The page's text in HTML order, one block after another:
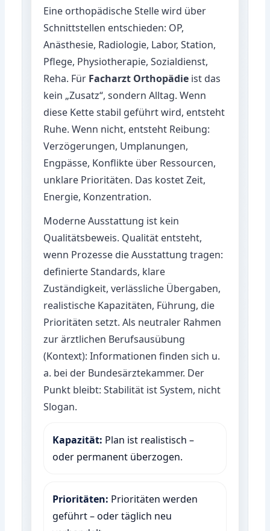
Eine orthopädische Stelle wird über
Schnittstellen entschieden: OP,
Anästhesie, Radiologie, Labor, Station,
Pflege, Physiotherapie, Sozialdienst,
Reha. Für Facharzt Orthopädie ist das
kein „Zusatz“, sondern Alltag. Wenn
diese Kette stabil geführt wird, entsteht
Ruhe. Wenn nicht, entsteht Reibung:
Verzögerungen, Umplanungen,
Engpässe, Konflikte über Ressourcen,
unklare Prioritäten. Das kostet Zeit,
Energie, Konzentration.
Moderne Ausstattung ist kein
Qualitätsbeweis. Qualität entsteht,
wenn Prozesse die Ausstattung tragen:
definierte Standards, klare
Zuständigkeit, verlässliche Übergaben,
realistische Kapazitäten, Führung, die
Prioritäten setzt. Als neutraler Rahmen
zur ärztlichen Berufsausübung
(Kontext): Informationen finden sich u.
a. bei der Bundesärztekammer. Der
Punkt bleibt: Stabilität ist System, nicht
Slogan.
Kapazität: Plan ist realistisch –
oder permanent überzogen.
Prioritäten: Prioritäten werden
geführt – oder täglich neu